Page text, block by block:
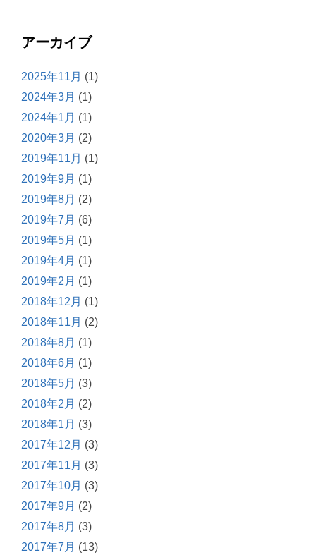
アーカイブ
2025年11月 (1)
2024年3月 (1)
2024年1月 (1)
2020年3月 (2)
2019年11月 (1)
2019年9月 (1)
2019年8月 (2)
2019年7月 (6)
2019年5月 (1)
2019年4月 (1)
2019年2月 (1)
2018年12月 (1)
2018年11月 (2)
2018年8月 (1)
2018年6月 (1)
2018年5月 (3)
2018年2月 (2)
2018年1月 (3)
2017年12月 (3)
2017年11月 (3)
2017年10月 (3)
2017年9月 (2)
2017年8月 (3)
2017年7月 (13)